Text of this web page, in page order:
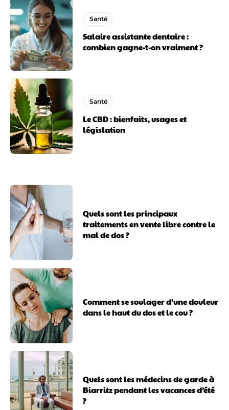
Santé
Salaire assistante dentaire :
combien gagne-t-on vraiment ?
Santé
Le CBD : bienfaits, usages et
législation
Quels sont les principaux
traitements en vente libre contre le
mal de dos ?
Comment se soulager d’une douleur
dans le haut du dos et le cou ?
Quels sont les médecins de garde à
Biarritz pendant les vacances d’été
?